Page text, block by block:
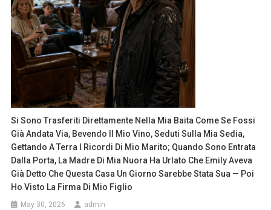
Si Sono Trasferiti Direttamente Nella Mia Baita Come Se Fossi
Già Andata Via, Bevendo Il Mio Vino, Seduti Sulla Mia Sedia,
Gettando A Terra I Ricordi Di Mio Marito; Quando Sono Entrata
Dalla Porta, La Madre Di Mia Nuora Ha Urlato Che Emily Aveva
Già Detto Che Questa Casa Un Giorno Sarebbe Stata Sua — Poi
Ho Visto La Firma Di Mio Figlio
May 30, 2026 admin